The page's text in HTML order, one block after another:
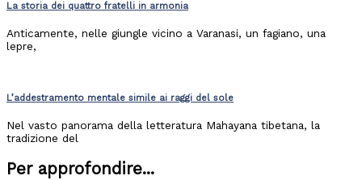
La storia dei quattro fratelli in armonia
Anticamente, nelle giungle vicino a Varanasi, un fagiano, una
lepre,
L’addestramento mentale simile ai raggi del sole
Nel vasto panorama della letteratura Mahayana tibetana, la
tradizione del
Per approfondire...